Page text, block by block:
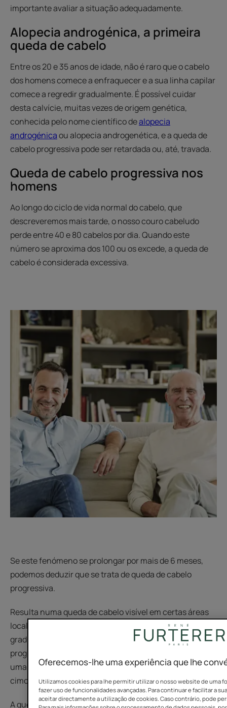
importante avaliar a situação adequadamente.
Alopecia androgénica, a primeira
queda de cabelo
Entre os 20 e 35 anos de idade, não é raro que o cabelo
dos homens comece a enfraquecer e a sua linha capilar
comece a regredir gradualmente. É possível cuidar
desta calvície, muitas vezes de origem genética,
conhecida pelo nome científico dealopecia
androgénicaou alopecia androgenética, e a queda de
cabelo progressiva pode ser retardada ou, até, travada.
Queda de cabelo progressiva nos
homens
Ao longo do ciclo de vida normal do cabelo, que
descreveremos mais tarde, o nosso couro cabeludo
perde entre 40 e 80 cabelos por dia. Quando este
número se aproxima dos 100 ou os excede, a queda de
cabelo é considerada excessiva.
Se este fenómeno se prolongar por mais de 6 meses,
podemos deduzir que se trata de queda de cabelo
progressiva.
Resulta numa queda de cabelo visível em certas áreas
localizadas da cabeça, que vão regredindo
gradualmente, em particular com o retrocesso
progressivo do cabelo a partir da linha frontal (criando
uma forma característica de "M"), das têmporas ou do
cimo da cabeça.
A queda de cabelo nos homens ocorre gradualmente ou
Oferecemos-lhe uma experiência que lhe
Utilizamos cookies para lhe permitir utilizar o nosso website de uma
fazer uso de funcionalidades avançadas. Para continuar e facilitar a
aceitar directamente a utilização de cookies. Caso contrário, pode